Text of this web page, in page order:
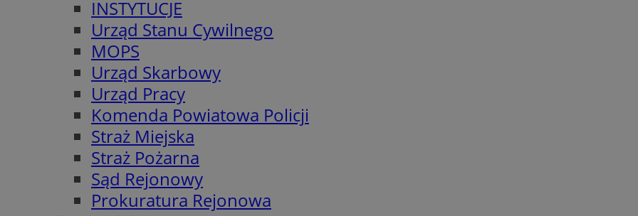
INSTYTUCJE
Urząd Stanu Cywilnego
MOPS
Urząd Skarbowy
Urząd Pracy
Komenda Powiatowa Policji
Straż Miejska
Straż Pożarna
Sąd Rejonowy
Prokuratura Rejonowa